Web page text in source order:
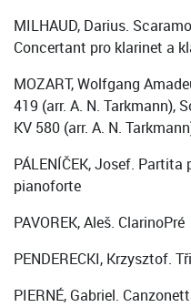
MILHAUD, Darius.
Concertant pro klarinet a
MOZART, Wolfgang
419 (arr. A. N. Tarkmann),
KV 580 (arr. A. N.
PÁLENÍČEK, Josef.
pianoforte
PAVOREK, Aleš. ClarinoPré
PENDERECKI, Krzysztof.
PIERNÉ, Gabriel.